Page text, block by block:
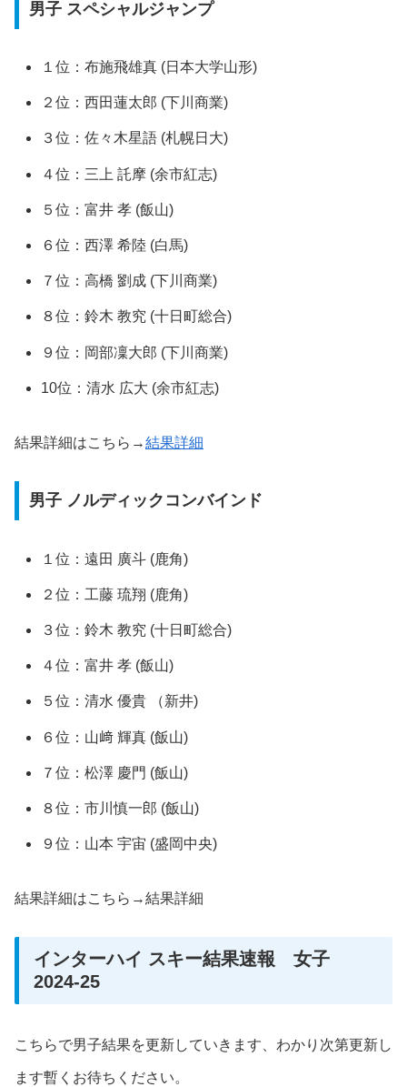
男子 スペシャルジャンプ
１位：布施飛雄真 (日本大学山形)
２位：西田蓮太郎 (下川商業)
３位：佐々木星語 (札幌日大)
４位：三上 託摩 (余市紅志)
５位：富井 孝 (飯山)
６位：西澤 希陸 (白馬)
７位：高橋 劉成 (下川商業)
８位：鈴木 教究 (十日町総合)
９位：岡部凜大郎 (下川商業)
10位：清水 広大 (余市紅志)
結果詳細はこちら→結果詳細
男子 ノルディックコンバインド
１位：遠田 廣斗 (鹿角)
２位：工藤 琉翔 (鹿角)
３位：鈴木 教究 (十日町総合)
４位：富井 孝 (飯山)
５位：清水 優貴 （新井)
６位：山﨑 輝真 (飯山)
７位：松澤 慶門 (飯山)
８位：市川慎一郎 (飯山)
９位：山本 宇宙 (盛岡中央)
結果詳細はこちら→結果詳細
インターハイ スキー結果速報 女子
2024-25
こちらで男子結果を更新していきます、わかり次第更新し
ます暫くお待ちください。